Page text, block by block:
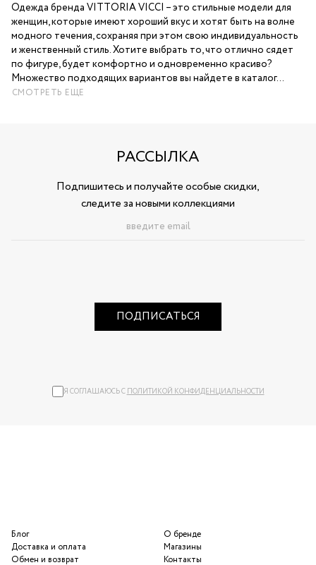
Одежда бренда VITTORIA VICCI – это стильные модели для
женщин, которые имеют хороший вкус и хотят быть на волне
модного течения, сохраняя при этом свою индивидуальность
и женственный стиль. Хотите выбрать то, что отлично сядет
по фигуре, будет комфортно и одновременно красиво?
Множество подходящих вариантов вы найдете в каталог...
СМОТРЕТЬ ЕЩЕ
РАССЫЛКА
Подпишитесь и получайте особые скидки,
следите за новыми коллекциями
ПОДПИСАТЬСЯ
Я СОГЛАШАЮСЬ СПОЛИТИКОЙ КОНФИДЕНЦИАЛЬНОСТИ
О бренде
Магазины
Контакты
Блог
Доставка и оплата
Обмен и возврат